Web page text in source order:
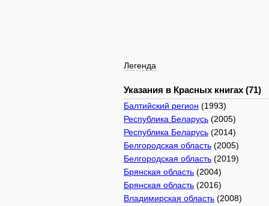
Легенда
Указания в Красных книгах (71)
Балтийский регион (1993)
Республика Беларусь (2005)
Республика Беларусь (2014)
Белгородская область (2005)
Белгородская область (2019)
Брянская область (2004)
Брянская область (2016)
Владимирская область (2008)